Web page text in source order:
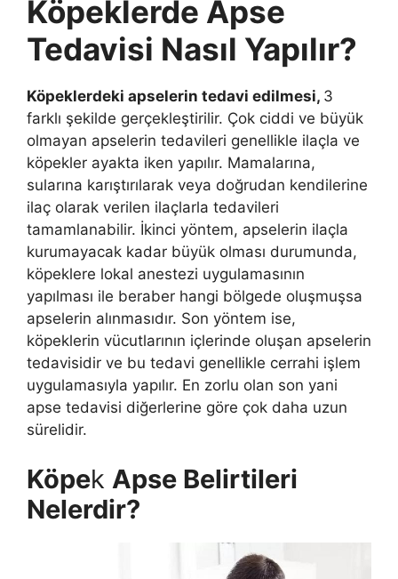
Köpeklerde Apse
Tedavisi Nasıl Yapılır?
Köpeklerdeki apselerin tedavi edilmesi, 3
farklı şekilde gerçekleştirilir. Çok ciddi ve büyük
olmayan apselerin tedavileri genellikle ilaçla ve
köpekler ayakta iken yapılır. Mamalarına,
sularına karıştırılarak veya doğrudan kendilerine
ilaç olarak verilen ilaçlarla tedavileri
tamamlanabilir. İkinci yöntem, apselerin ilaçla
kurumayacak kadar büyük olması durumunda,
köpeklere lokal anestezi uygulamasının
yapılması ile beraber hangi bölgede oluşmuşsa
apselerin alınmasıdır. Son yöntem ise,
köpeklerin vücutlarının içlerinde oluşan apselerin
tedavisidir ve bu tedavi genellikle cerrahi işlem
uygulamasıyla yapılır. En zorlu olan son yani
apse tedavisi diğerlerine göre çok daha uzun
sürelidir.
Köpek Apse Belirtileri
Nelerdir?